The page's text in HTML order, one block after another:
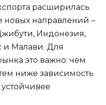
расширилась
новых направлений –
Индонезия,
и Малави. Для
это важно: чем
ниже зависимость